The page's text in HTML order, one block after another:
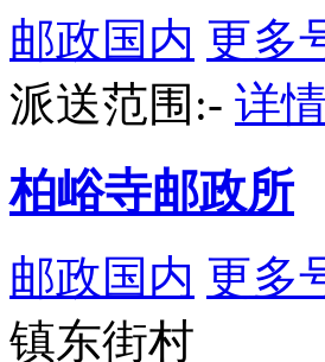
邮政国内 更多
派送范围:- 详情
柏峪寺邮政所
邮政国内 更多
镇东街村